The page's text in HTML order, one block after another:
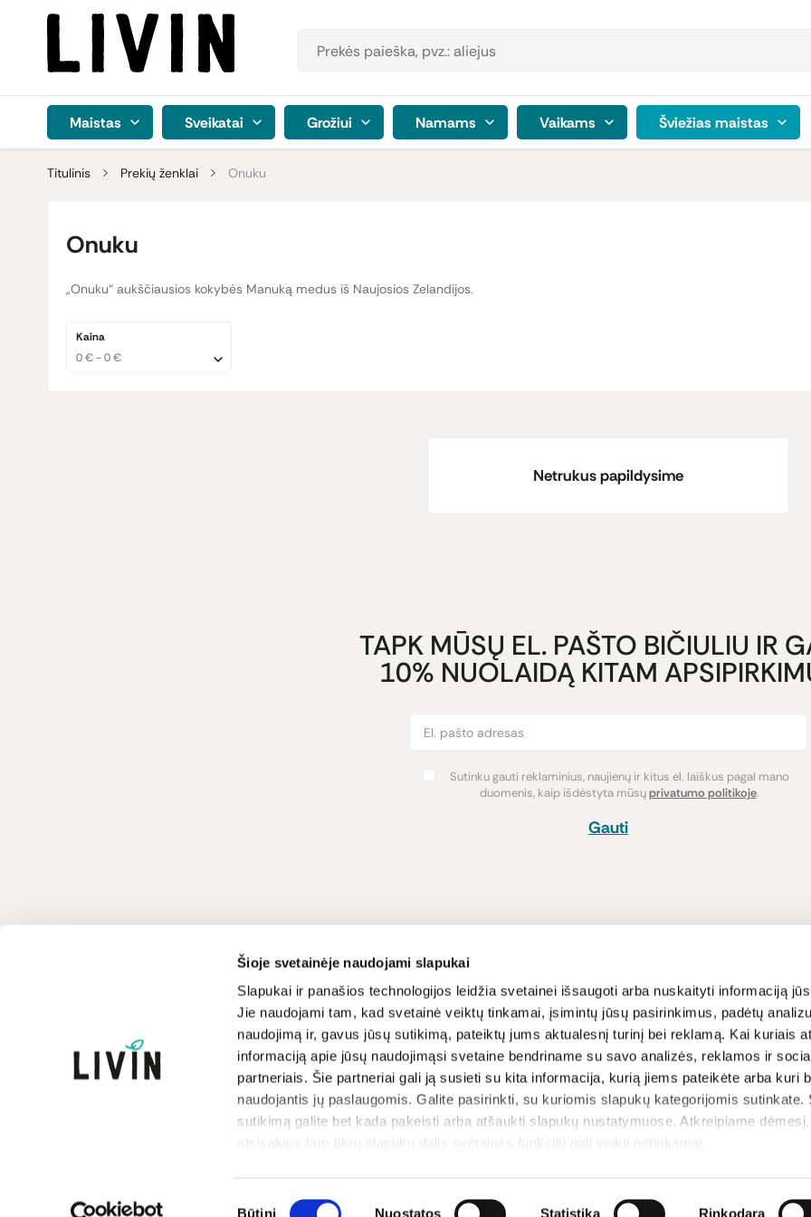
Šioje svetainėje naudojami slapukai
Slapukai ir panašios technologijos leidžia svetainei išsaugoti arba nuskaityti informaciją
Jie naudojami tam, kad svetainė veiktų tinkamai, įsimintų jūsų pasirinkimus, padėtų
naudojimą ir, gavus jūsų sutikimą, pateiktų jums aktualesnį turinį bei reklamą. Kai kuriais
informaciją apie jūsų naudojimąsi svetaine bendriname su savo analizės, reklamos ir
partneriais. Šie partneriai gali ją susieti su kita informacija, kurią jiems pateikėte arba kuri
naudojantis jų paslaugomis. Galite pasirinkti, su kuriomis slapukų kategorijomis sutinkate.
sutikimą galite bet kada pakeisti arba atšaukti slapukų nustatymuose. Atkreipiame
atsisakius tam tikrų slapukų dalis svetainės funkcijų gali veikti netinkamai.
Būtini Nuostatos Statistika Rinkodara
Maistas Sveikatai Grožiui Namams Vaikams Šviežias maistas
Titulinis Prekių ženklai Onuku
Onuku
„Onuku“ aukščiausios kokybės Manuką medus iš Naujosios Zelandijos.
Kaina
0 € - 0 €
Netrukus papildysime
TAPK MŪSŲ EL. PAŠTO BIČIULIU IR
10% NUOLAIDĄ KITAM
Sutinku gauti reklaminius, naujienų ir kitus el. laiškus pagal mano
duomenis, kaip išdėstyta mūsųprivatumo politikoje.
Gauti
Atsakome darbo dienomis
8-17 val.
LIVIN
Apie mus
Kontaktai
Parduotuvės
Prekių ženklai
Paramos iniciatyva
Dovanų kuponai
Atsiskaitymo būdai
Pristatymas
Prekių grąžinimas
Lojalumo
Naujienos ir
Receptai
Sąlygos ir
Privatumo